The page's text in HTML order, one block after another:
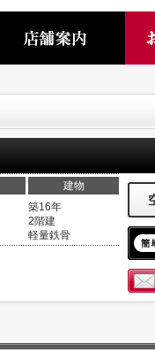
建物
築16年
2階建
軽量鉄骨